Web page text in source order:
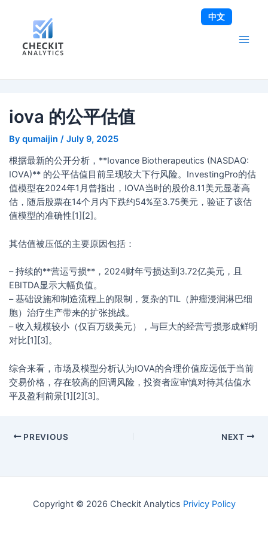
iova 的公平估值
By qumaijin / July 9, 2025
根据最新的公开分析，**Iovance Biotherapeutics (NASDAQ:
IOVA)** 的公平估值目前呈现较大下行风险。InvestingPro的估
值模型在2024年1月曾指出，IOVA当时的股价8.11美元显著高
估，随后股票在14个月内下跌约54%至3.75美元，验证了该估
值模型的准确性[1][2]。
其估值被压低的主要原因包括：
– 持续的**营运亏损**，2024财年亏损达到3.72亿美元，且
EBITDA显示大幅负值。
– 基础设施和制造流程上的限制，复杂的TIL（肿瘤浸润淋巴细
胞）治疗生产带来的扩张挑战。
– 收入规模较小（仅百万级美元），与巨大的经营亏损形成鲜明
对比[1][3]。
综合来看，市场及模型分析认为IOVA的合理价值应远低于当前
交易价格，存在较高的回调风险，投资者应审慎对待其估值水
平及盈利前景[1][2][3]。
navigation
PREVIOUS NEXT
Copyright © 2026 Checkit Analytics Privicy Policy
中文